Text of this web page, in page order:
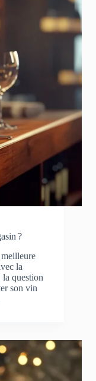
?
la
la question
son vin